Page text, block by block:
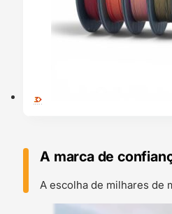
A marca de
A escolha de milhares de